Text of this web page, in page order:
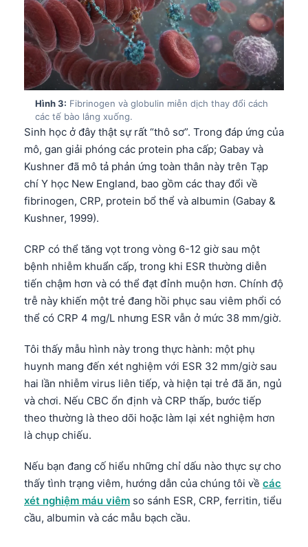
Hình 3: Fibrinogen và globulin miễn dịch thay đổi cách
các tế bào lắng xuống.
Sinh học ở đây thật sự rất “thô sơ”. Trong đáp ứng của
mô, gan giải phóng các protein pha cấp; Gabay và
Kushner đã mô tả phản ứng toàn thân này trên Tạp
chí Y học New England, bao gồm các thay đổi về
fibrinogen, CRP, protein bổ thể và albumin (Gabay &
Kushner, 1999).
CRP có thể tăng vọt trong vòng 6-12 giờ sau một
bệnh nhiễm khuẩn cấp, trong khi ESR thường diễn
tiến chậm hơn và có thể đạt đỉnh muộn hơn. Chính độ
trễ này khiến một trẻ đang hồi phục sau viêm phổi có
thể có CRP 4 mg/L nhưng ESR vẫn ở mức 38 mm/giờ.
Tôi thấy mẫu hình này trong thực hành: một phụ
huynh mang đến xét nghiệm với ESR 32 mm/giờ sau
hai lần nhiễm virus liên tiếp, và hiện tại trẻ đã ăn, ngủ
và chơi. Nếu CBC ổn định và CRP thấp, bước tiếp
theo thường là theo dõi hoặc làm lại xét nghiệm hơn
là chụp chiếu.
Nếu bạn đang cố hiểu những chỉ dấu nào thực sự cho
thấy tình trạng viêm, hướng dẫn của chúng tôi về các
xét nghiệm máu viêm so sánh ESR, CRP, ferritin, tiểu
cầu, albumin và các mẫu bạch cầu.